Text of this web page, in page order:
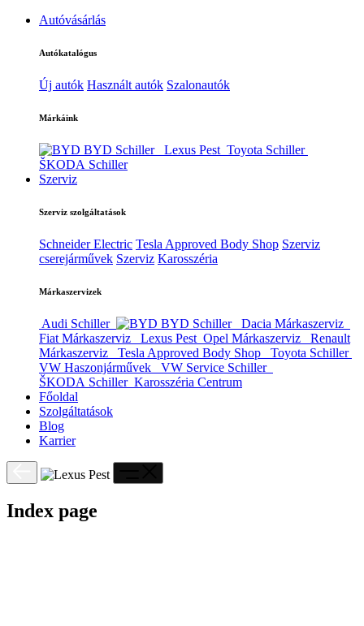
Autóvásárlás
Autókatalógus
Új autók Használt autók Szalonautók
Márkáink
BYD Schiller Lexus Pest Toyota Schiller
ŠKODA Schiller
Szerviz
Szerviz szolgáltatások
Schneider Electric Tesla Approved Body Shop Szerviz
cserejárművek Szerviz Karosszéria
Márkaszervizek
Audi Schiller BYD Schiller
Dacia Márkaszerviz
Fiat Márkaszerviz
Lexus Pest Opel Márkaszerviz
Renault
Márkaszerviz
Tesla Approved Body Shop
Toyota Schiller
VW Haszonjárművek
VW Service Schiller
ŠKODA Schiller Karosszéria Centrum
Főoldal
Szolgáltatások
Blog
Karrier
Index page